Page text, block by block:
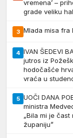
vremena’ –
grade veliku
3 Mlada misa fra
4 IVAN ŠEDEVI
jutros iz
hodočašće
vraća u
5 UOČI DANA
ministra
„Bila mi je
županiju”